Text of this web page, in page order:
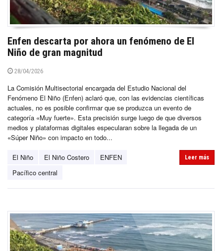
Enfen descarta por ahora un fenómeno de El
Niño de gran magnitud
28/04/2026
La Comisión Multisectorial encargada del Estudio Nacional del
Fenómeno El Niño (Enfen) aclaró que, con las evidencias científicas
actuales, no es posible confirmar que se produzca un evento de
categoría «Muy fuerte». Esta precisión surge luego de que diversos
medios y plataformas digitales especularan sobre la llegada de un
«Súper Niño» con impacto en todo...
El Niño El Niño Costero
ENFEN
Pacífico central
Leer más